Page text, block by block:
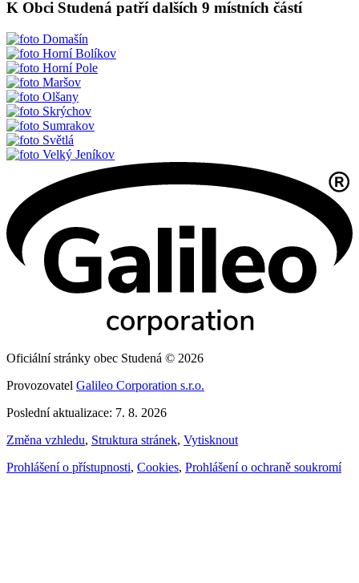
K Obci Studená patří dalších 9 místních částí
Domašín
Horní Bolíkov
Horní Pole
Maršov
Olšany
Skrýchov
Sumrakov
Světlá
Velký Jeníkov
Oficiální stránky obec Studená © 2026
Provozovatel Galileo Corporation s.r.o.
Poslední aktualizace: 7. 8. 2026
Změna vzhledu, Struktura stránek, Vytisknout
Prohlášení o přístupnosti, Cookies, Prohlášení o ochraně soukromí